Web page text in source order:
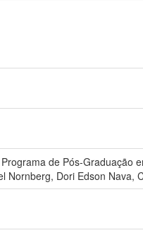
de Pós-Graduação
Nornberg, Dori Edson Nava,